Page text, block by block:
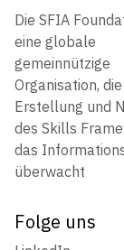
Die SFIA
eine globale
gemeinnützige
Organisation,
Erstellung und
des Skills
das
überwacht
Folge uns